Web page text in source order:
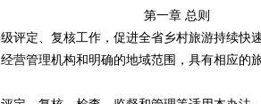
第一章 总则
定、复核工作，促进全省乡村旅游持续快速
管理机构和明确的地域范围，具有相应的